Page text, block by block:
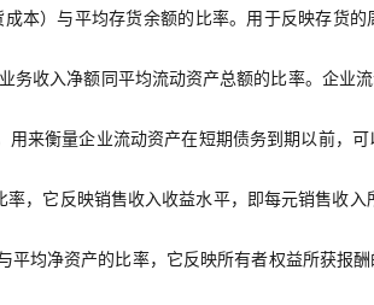
本）与平均存货余额的比率。用于反映存货
务收入净额同平均流动资产总额的比率。企业
来衡量企业流动资产在短期债务到期以前，
，它反映销售收入收益水平，即每元销售收
平均净资产的比率，它反映所有者权益所获报